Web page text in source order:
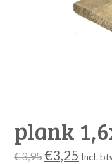
plank
€3,95€3,25 Incl.